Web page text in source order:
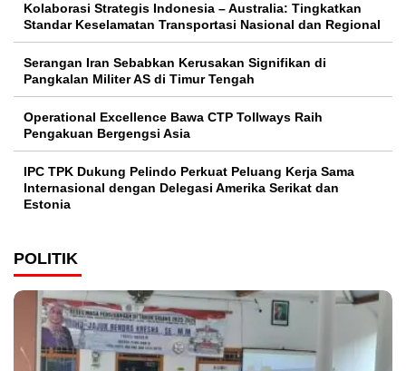
Kolaborasi Strategis Indonesia – Australia: Tingkatkan
Standar Keselamatan Transportasi Nasional dan Regional
Serangan Iran Sebabkan Kerusakan Signifikan di
Pangkalan Militer AS di Timur Tengah
Operational Excellence Bawa CTP Tollways Raih
Pengakuan Bergengsi Asia
IPC TPK Dukung Pelindo Perkuat Peluang Kerja Sama
Internasional dengan Delegasi Amerika Serikat dan
Estonia
POLITIK